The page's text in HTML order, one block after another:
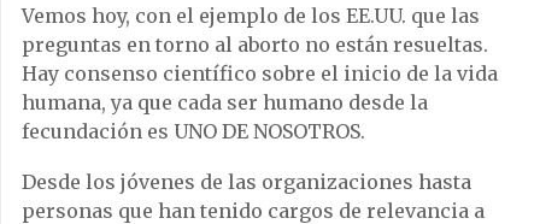
Vemos hoy, con el ejemplo de los EE.UU. que las
preguntas en torno al aborto no están resueltas.
Hay consenso científico sobre el inicio de la vida
humana, ya que cada ser humano desde la
fecundación es UNO DE NOSOTROS.
Desde los jóvenes de las organizaciones hasta
personas que han tenido cargos de relevancia a